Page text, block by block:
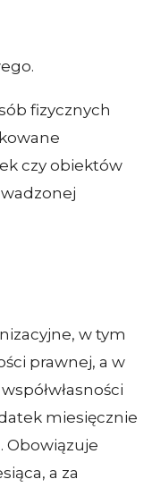
fizycznych
czy obiektów
w tym
prawnej, a w
miesięcznie
Obowiązuje
a za